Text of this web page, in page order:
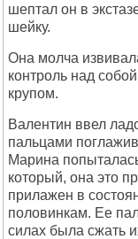
шептал он в
шейку.
Она молча
контроль над
крупом.
Валентин ввел
пальцами
Марина
который, она это
прилажен в
половинкам. Ее
силах была сжать